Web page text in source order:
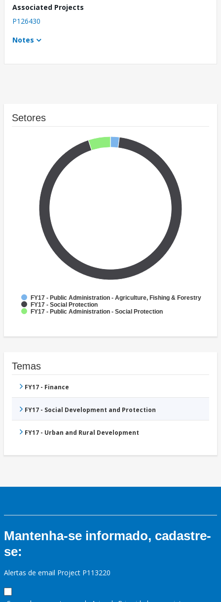
Associated Projects
P126430
Notes
Setores
FY17 - Public Administration - Agriculture, Fishing & Forestry
FY17 - Social Protection
FY17 - Public Administration - Social Protection
Temas
FY17 - Finance
FY17 - Social Development and Protection
FY17 - Urban and Rural Development
Mantenha-se informado, cadastre-
se:
Alertas de email Project P113220